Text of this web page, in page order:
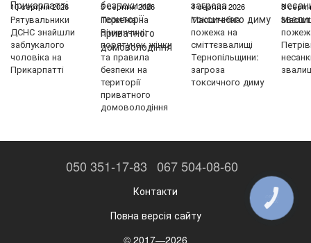
10 серпня 2026
Рятувальники
ДСНС знайшли
заблукалого
чоловіка на
Прикарпатті
5 серпня 2026
Пожежа на
Вінниччині:
порятунок жінки
та правила
безпеки на
території
приватного
домоволодіння
4 серпня 2026
Масштабна
пожежа на
сміттєзвалищі
Тернопільщини:
загроза
токсичного диму
3
050 351-17-83 067 504-08-60
Контакти
Повна версія сайту
© 2017—2026
КНОПКА
ЗВ'ЯЗКУ